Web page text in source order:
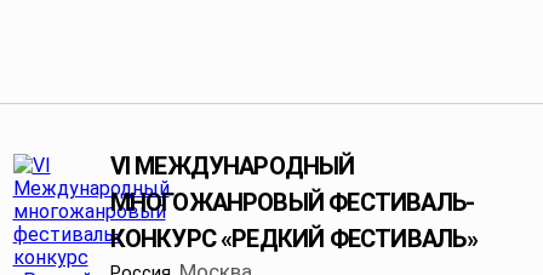
VI МЕЖДУНАРОДНЫЙ
МНОГОЖАНРОВЫЙ ФЕСТИВАЛЬ-
КОНКУРС «РЕДКИЙ ФЕСТИВАЛЬ»